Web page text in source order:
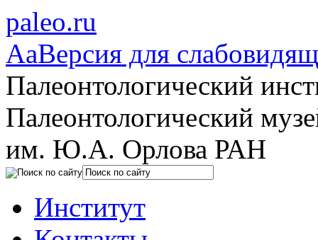
paleo.ru
AaВерсия для
Палеонтологический
Палеонтологический
им. Ю.А. Орлова РАН
Институт